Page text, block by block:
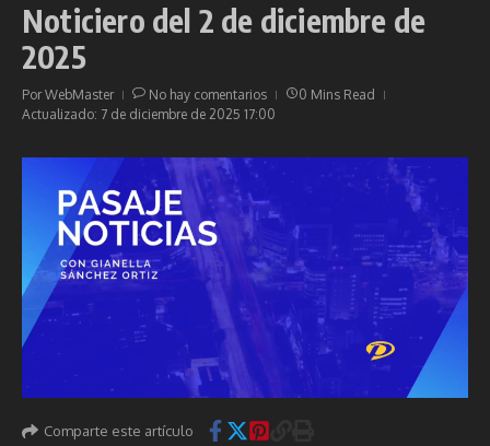
Noticiero del 2 de diciembre de
2025
PorWebMaster No hay comentarios
0 Mins Read
Actualizado: 7 de diciembre de 2025 17:00
Comparte este artículo